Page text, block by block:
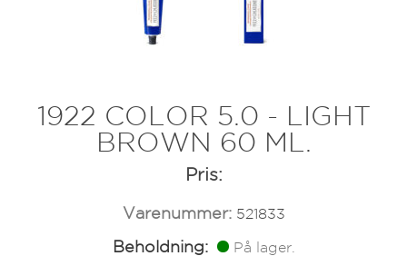
1922 COLOR 5.0 - LIGHT
BROWN 60 ML.
Pris:
Varenummer: 521833
Beholdning: På lager.